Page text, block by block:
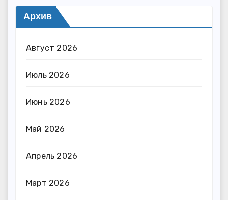
Архив
Август 2026
Июль 2026
Июнь 2026
Май 2026
Апрель 2026
Март 2026